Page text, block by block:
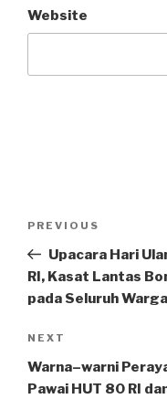
Website
PREVIOUS
Upacara Hari
RI, Kasat Lantas
pada Seluruh
NEXT
Warna–warni
Pawai HUT 80 RI